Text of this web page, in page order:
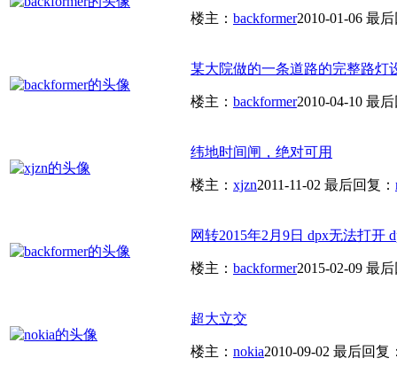
楼主： backformer2010-01-06 最
某大院做的一条道路的完整路灯
楼主： backformer2010-04-10 最
纬地时间闸，绝对可用
楼主： xjzn2011-11-02 最后回复：
网转2015年2月9日 dpx无法打开
楼主： backformer2015-02-09 最
超大立交
楼主： nokia2010-09-02 最后回复